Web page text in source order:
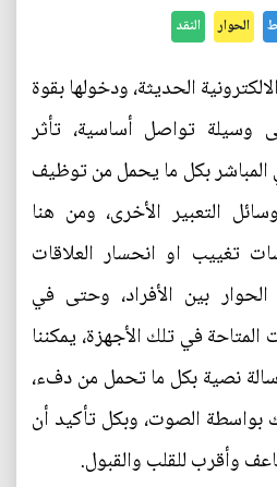
الحوار النقد
الحديثة، ودخولها بقوة
وسيلة تواصل أساسية، تأثر
المباشر بكل ما يحمل من توظيف
التعبير الأخرى، ومن هنا
تغييب او انحسار العلاقات
الحوار بين الأفراد، وحتى في
في تلك الأجهزة، يمكننا
نصية بكل ما تحمل من دفء،
بواسطة الصوت، وبكل تأكيد أن
وأقرب للقلب والقبول.